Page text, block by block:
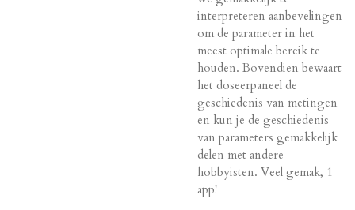
interpreteren aanbevelingen
om de parameter in het
meest optimale bereik te
houden. Bovendien bewaart
het doseerpaneel de
geschiedenis van metingen
en kun je de geschiedenis
van parameters gemakkelijk
delen met andere
hobbyisten. Veel gemak, 1
app!